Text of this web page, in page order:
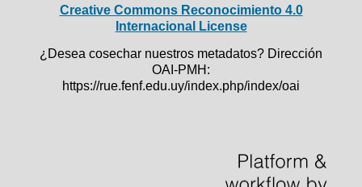
Creative Commons Reconocimiento 4.0
Internacional License
¿Desea cosechar nuestros metadatos? Dirección
OAI-PMH:
https://rue.fenf.edu.uy/index.php/index/oai